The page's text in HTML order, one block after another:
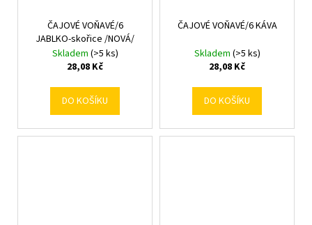
ČAJOVÉ VOŇAVÉ/6
JABLKO-skořice /NOVÁ/
Skladem (>5 ks)
28,08 Kč
DO KOŠÍKU
ČAJOVÉ VOŇAVÉ/6 KÁVA
Skladem (>5 ks)
28,08 Kč
DO KOŠÍKU